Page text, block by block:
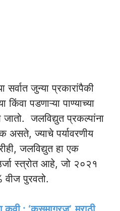
सर्वात जुन्या प्रकारांपैकी
पडणाऱ्या पाण्याच्या
जलविद्युत प्रकल्पांना
ज्याचे पर्यावरणीय
जलविद्युत हा एक
उर्जा स्त्रोत आहे, जो २०२१
वीज पुरवतो.